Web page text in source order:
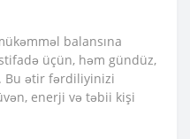
balansına
üçün, həm gündüz,
Bu ətir fərdiliyinizi
enerji və təbii kişi